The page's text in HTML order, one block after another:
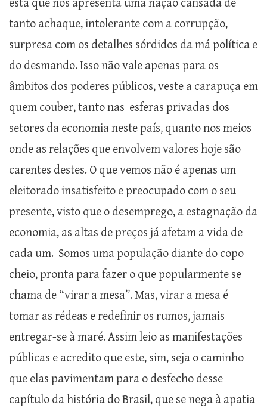
esta que nos apresenta uma nação cansada de
tanto achaque, intolerante com a corrupção,
surpresa com os detalhes sórdidos da má política e
do desmando. Isso não vale apenas para os
âmbitos dos poderes públicos, veste a carapuça em
quem couber, tanto nas esferas privadas dos
setores da economia neste país, quanto nos meios
onde as relações que envolvem valores hoje são
carentes destes. O que vemos não é apenas um
eleitorado insatisfeito e preocupado com o seu
presente, visto que o desemprego, a estagnação da
economia, as altas de preços já afetam a vida de
cada um. Somos uma população diante do copo
cheio, pronta para fazer o que popularmente se
chama de “virar a mesa”. Mas, virar a mesa é
tomar as rédeas e redefinir os rumos, jamais
entregar-se à maré. Assim leio as manifestações
públicas e acredito que este, sim, seja o caminho
que elas pavimentam para o desfecho desse
capítulo da história do Brasil, que se nega à apatia